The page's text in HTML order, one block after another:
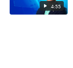
4:55